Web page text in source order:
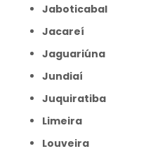
Jaboticabal
Jacareí
Jaguariúna
Jundiaí
Juquiratiba
Limeira
Louveira